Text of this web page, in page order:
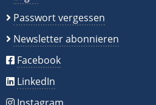
Passwort vergessen
Newsletter abonnieren
Facebook
LinkedIn